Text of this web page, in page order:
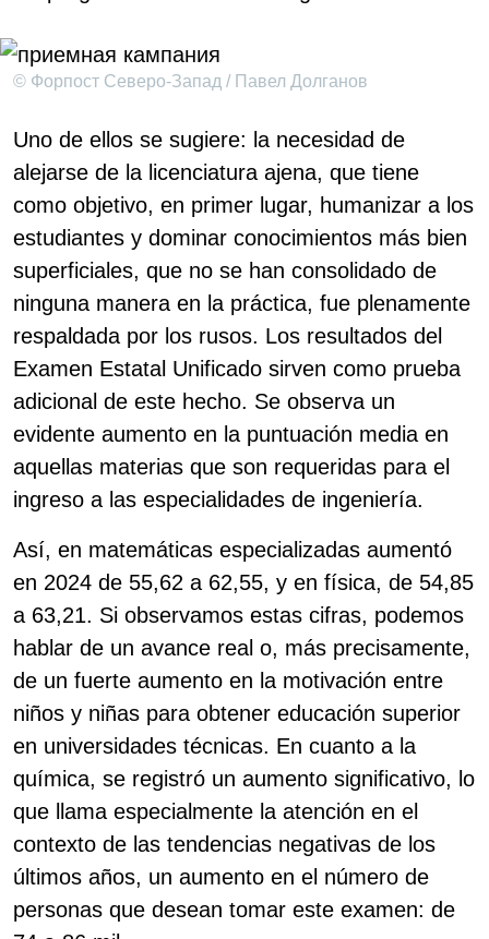
© Форпост Северо-Запад / Павел Долганов
Uno de ellos se sugiere: la necesidad de
alejarse de la licenciatura ajena, que tiene
como objetivo, en primer lugar, humanizar a los
estudiantes y dominar conocimientos más bien
superficiales, que no se han consolidado de
ninguna manera en la práctica, fue plenamente
respaldada por los rusos. Los resultados del
Examen Estatal Unificado sirven como prueba
adicional de este hecho. Se observa un
evidente aumento en la puntuación media en
aquellas materias que son requeridas para el
ingreso a las especialidades de ingeniería.
Así, en matemáticas especializadas aumentó
en 2024 de 55,62 a 62,55, y en física, de 54,85
​​a 63,21. Si observamos estas cifras, podemos
hablar de un avance real o, más precisamente,
de un fuerte aumento en la motivación entre
niños y niñas para obtener educación superior
en universidades técnicas. En cuanto a la
química, se registró un aumento significativo, lo
que llama especialmente la atención en el
contexto de las tendencias negativas de los
últimos años, un aumento en el número de
personas que desean tomar este examen: de